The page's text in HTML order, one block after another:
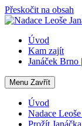
Přeskočit na obsah
Úvod
Kam zajít
Janáček Brno
Menu Zavřít
Úvod
Nadace
Prožít Janáčka